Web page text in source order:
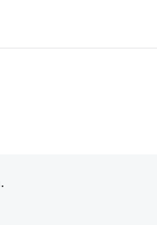
בואו נדבר על הפרויקט שלכם, אנא לחצו כאן.